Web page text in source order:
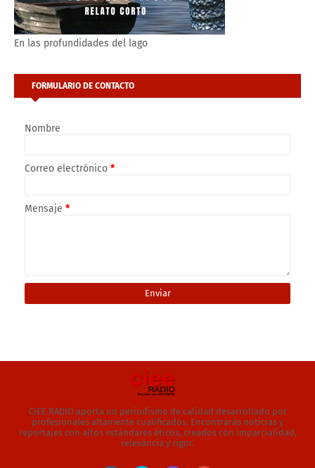
En las profundidades del lago
FORMULARIO DE CONTACTO
Nombre
Correo electrónico *
Mensaje *
CIEE RADIO aporta un periodismo de calidad desarrollado por
profesionales altamente cualificados. Encontrarás noticias y
reportajes con altos estándares éticos, creados con imparcialidad,
relevancia y rigor.